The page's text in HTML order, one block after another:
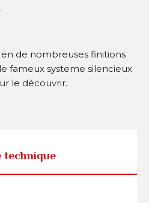
de nombreuses finitions
fameux systeme silencieux
le découvrir.
technique